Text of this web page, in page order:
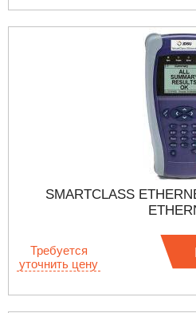
SMARTCLASS
Требуется
уточнить цену